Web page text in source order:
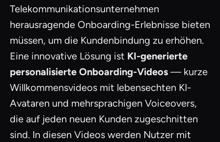
Telekommunikationsunternehmen
herausragende Onboarding-Erlebnisse bieten
müssen, um die Kundenbindung zu erhöhen.
Eine innovative Lösung ist KI-generierte
personalisierte Onboarding-Videos — kurze
Willkommensvideos mit lebensechten KI-
Avataren und mehrsprachigen Voiceovers,
die auf jeden neuen Kunden zugeschnitten
sind. In diesen Videos werden Nutzer mit